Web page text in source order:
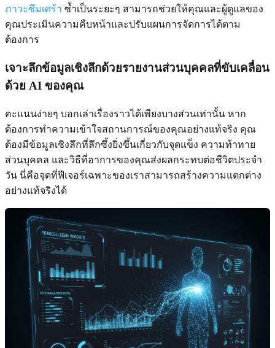
ภาวะซึมเศร้า ซ้ำเป็นระยะๆ สามารถช่วยให้คุณและผู้ดูแลของ
คุณประเมินความคืบหน้าและปรับแผนการจัดการได้ตาม
ต้องการ
เจาะลึกข้อมูลเชิงลึกด้วยรายงานส่วนบุคคลที่ขับเคลื่อน
ด้วย AI ของคุณ
คะแนนง่ายๆ บอกเล่าเรื่องราวได้เพียงบางส่วนเท่านั้น หาก
ต้องการทำความเข้าใจสถานการณ์ของคุณอย่างแท้จริง คุณ
ต้องมีข้อมูลเชิงลึกที่ลึกซึ้งยิ่งขึ้นเกี่ยวกับจุดแข็ง ความท้าทาย
ส่วนบุคคล และวิธีที่อาการของคุณส่งผลกระทบต่อชีวิตประจำ
วัน นี่คือจุดที่ฟีเจอร์เฉพาะของเราสามารถสร้างความแตกต่าง
อย่างแท้จริงได้